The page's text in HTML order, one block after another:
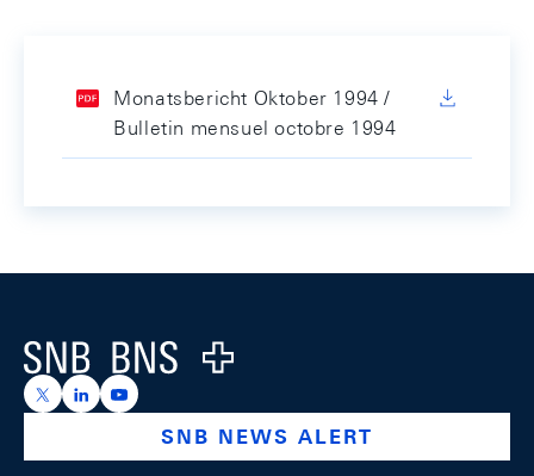
Monatsbericht Oktober 1994 /
Bulletin mensuel octobre 1994
Logo
https://x.com/snb_bns
https://ch.linkedin.com/company/swiss-national-
https://www.youtube.com/@swissnationalbank
SNB NEWS ALERT